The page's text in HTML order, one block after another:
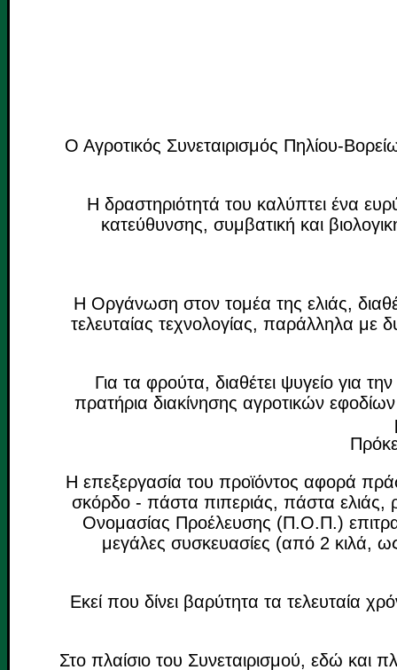
Ο Αγροτικός Συνεταιρισμός Πηλίου-
Η δραστηριότητά του καλύπτει ένα
κατεύθυνσης, συμβατική και
Η Οργάνωση στον τομέα της ελιάς,
τελευταίας τεχνολογίας, παράλληλα με
Για τα φρούτα, διαθέτει ψυγείο για
πρατήρια διακίνησης αγροτικών
Η επεξεργασία του προϊόντος αφορά
σκόρδο - πάστα πιπεριάς, πάστα ελιάς,
Ονομασίας Προέλευσης (Π.Ο.Π.)
μεγάλες συσκευασίες (από 2 κιλά,
Εκεί που δίνει βαρύτητα τα τελευταία
Στο πλαίσιο του Συνεταιρισμού, εδώ και